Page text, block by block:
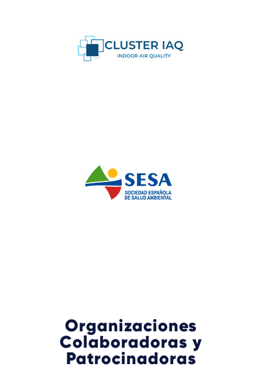
Organizaciones
Colaboradoras y
Patrocinadoras